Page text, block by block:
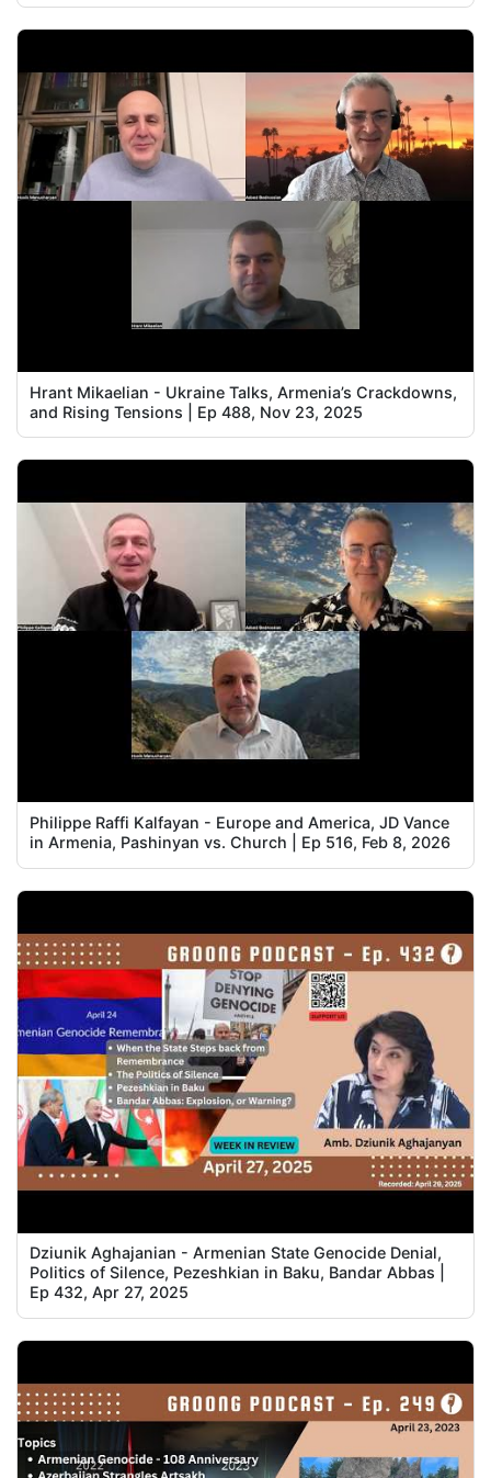
Hrant Mikaelian - Ukraine Talks, Armenia’s Crackdowns,
and Rising Tensions | Ep 488, Nov 23, 2025
Philippe Raffi Kalfayan - Europe and America, JD Vance
in Armenia, Pashinyan vs. Church | Ep 516, Feb 8, 2026
Dziunik Aghajanian - Armenian State Genocide Denial,
Politics of Silence, Pezeshkian in Baku, Bandar Abbas |
Ep 432, Apr 27, 2025